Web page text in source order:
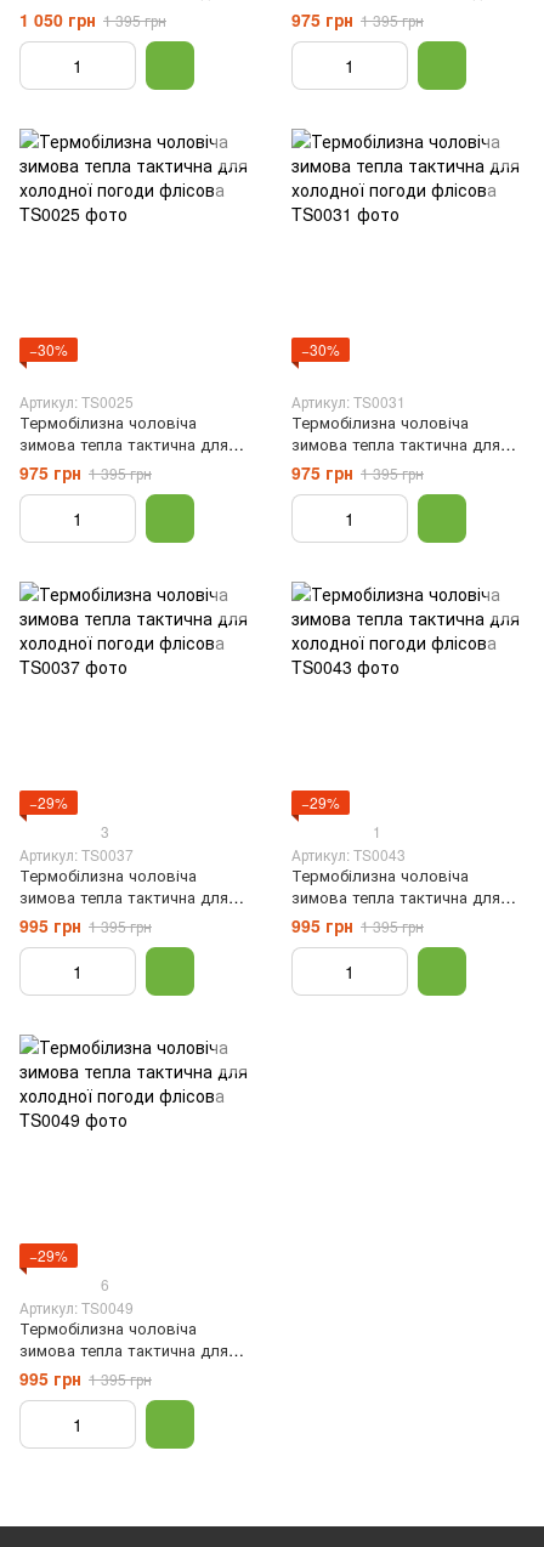
холодної погоди флісова,
Хакі, S
1 050 грн 1 395 грн
холодної погоди флісова,
Хакі, S
975 грн 1 395 грн
−30%
Артикул: TS0025
Термобілизна чоловіча
зимова тепла тактична для
холодної погоди флісова,
Чорний, S
975 грн 1 395 грн
−30%
Артикул: TS0031
Термобілизна чоловіча
зимова тепла тактична для
холодної погоди флісова,
Темно-синій, S
975 грн 1 395 грн
−29%
3
Артикул: TS0037
Термобілизна чоловіча
зимова тепла тактична для
холодної погоди флісова,
Чорний, S
995 грн 1 395 грн
−29%
1
Артикул: TS0043
Термобілизна чоловіча
зимова тепла тактична для
холодної погоди флісова,
Хакі, S
995 грн 1 395 грн
−29%
6
Артикул: TS0049
Термобілизна чоловіча
зимова тепла тактична для
холодної погоди флісова,
Темно-синій, S
995 грн 1 395 грн